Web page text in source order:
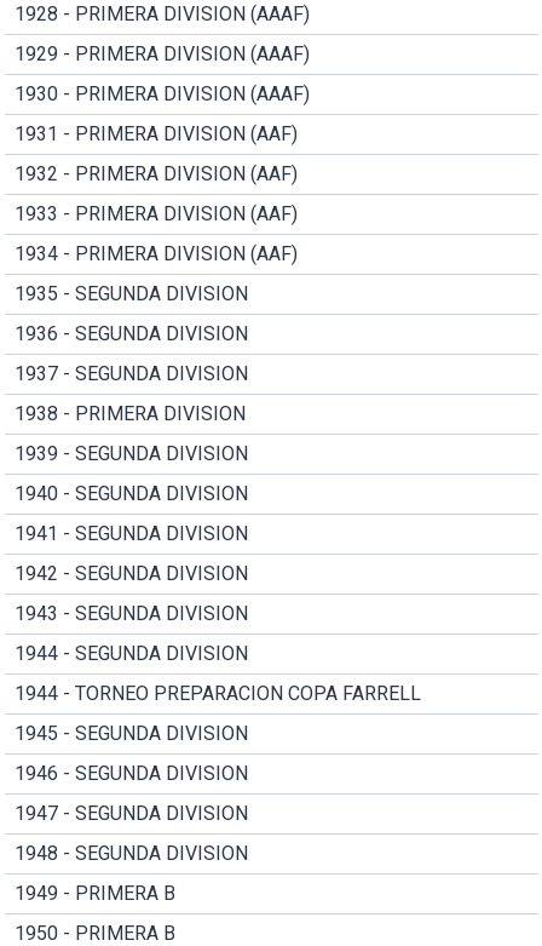
1928 - PRIMERA DIVISION (AAAF)
1929 - PRIMERA DIVISION (AAAF)
1930 - PRIMERA DIVISION (AAAF)
1931 - PRIMERA DIVISION (AAF)
1932 - PRIMERA DIVISION (AAF)
1933 - PRIMERA DIVISION (AAF)
1934 - PRIMERA DIVISION (AAF)
1935 - SEGUNDA DIVISION
1936 - SEGUNDA DIVISION
1937 - SEGUNDA DIVISION
1938 - PRIMERA DIVISION
1939 - SEGUNDA DIVISION
1940 - SEGUNDA DIVISION
1941 - SEGUNDA DIVISION
1942 - SEGUNDA DIVISION
1943 - SEGUNDA DIVISION
1944 - SEGUNDA DIVISION
1944 - TORNEO PREPARACION COPA FARRELL
1945 - SEGUNDA DIVISION
1946 - SEGUNDA DIVISION
1947 - SEGUNDA DIVISION
1948 - SEGUNDA DIVISION
1949 - PRIMERA B
1950 - PRIMERA B